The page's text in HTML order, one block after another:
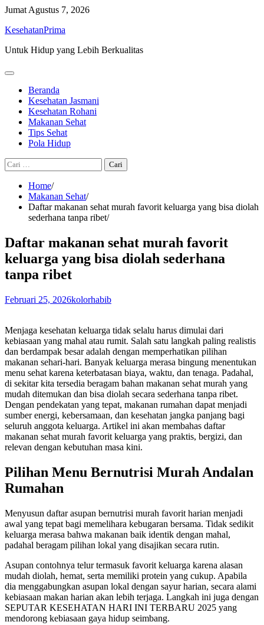
Skip
content
Jumat Agustus 7, 2026
KesehatanPrima
Untuk Hidup yang Lebih Berkualitas
Beranda
Kesehatan Jasmani
Kesehatan Rohani
Makanan Sehat
Tips Sehat
Pola Hidup
Cari
untuk:
Home
Makanan Sehat
Daftar makanan sehat murah favorit keluarga yang bisa diolah
sederhana tanpa ribet
Daftar makanan sehat murah favorit
keluarga yang bisa diolah sederhana
tanpa ribet
Februari 25, 2026kolorhabib
Menjaga kesehatan keluarga tidak selalu harus dimulai dari
kebiasaan yang mahal atau rumit. Salah satu langkah paling realistis
dan berdampak besar adalah dengan memperhatikan pilihan
makanan sehari-hari. Banyak keluarga merasa bingung menentukan
menu sehat karena keterbatasan biaya, waktu, dan tenaga. Padahal,
di sekitar kita tersedia beragam bahan makanan sehat murah yang
mudah ditemukan dan bisa diolah secara sederhana tanpa ribet.
Dengan pendekatan yang tepat, makanan rumahan dapat menjadi
sumber energi, kebersamaan, dan kesehatan jangka panjang bagi
seluruh anggota keluarga. Artikel ini akan membahas daftar
makanan sehat murah favorit keluarga yang praktis, bergizi, dan
relevan dengan kebutuhan masa kini.
Pilihan Menu Bernutrisi Murah Andalan
Rumahan
Menyusun daftar asupan bernutrisi murah favorit harian menjadi
awal yang tepat bagi memelihara kebugaran bersama. Tidak sedikit
keluarga merasa bahwa makanan baik identik dengan mahal,
padahal beragam pilihan lokal yang disajikan secara rutin.
Asupan contohnya telur termasuk favorit keluarga karena alasan
mudah diolah, hemat, serta memiliki protein yang cukup. Apabila
dia menggabungkan asupan lokal dengan sayur harian, secara alami
kebiasaan makan harian akan lebih terjaga. Langkah ini juga dengan
SEPUTAR KESEHATAN HARI INI TERBARU 2025 yang
mendorong kebiasaan gaya hidup seimbang.